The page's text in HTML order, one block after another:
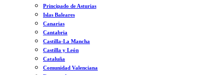
Principado de Asturias
Islas Baleares
Canarias
Cantabria
Castilla-La Mancha
Castilla y León
Cataluña
Comunidad Valenciana